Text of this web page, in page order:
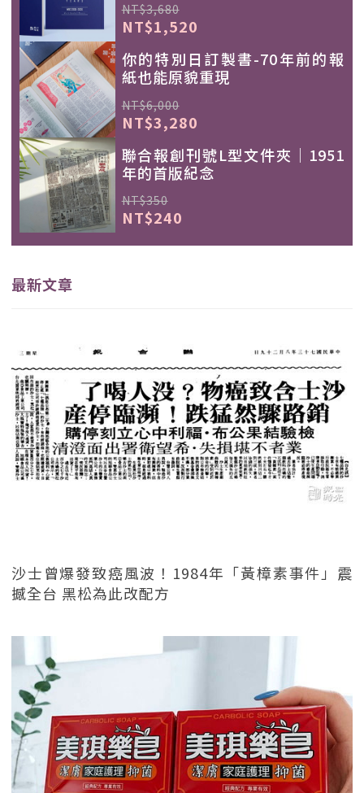
NT$3,680
NT$1,520
你的特別日訂製書-70年前的報
紙也能原貌重現
NT$6,000
NT$3,280
聯合報創刊號L型文件夾｜1951
年的首版紀念
NT$350
NT$240
最新文章
沙士曾爆發致癌風波！1984年「黃樟素事件」震
撼全台 黑松為此改配方